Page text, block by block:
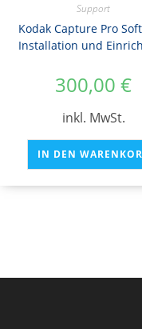
Support
Kodak Capture Pro
Installation und
300,00 €
inkl. MwSt.
IN DEN